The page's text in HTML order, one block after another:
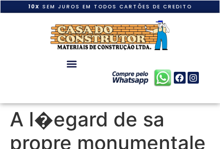
10X SEM JUROS EM TODOS CARTÕES DE CREDITO
A l�egard de sa
propre monumentale